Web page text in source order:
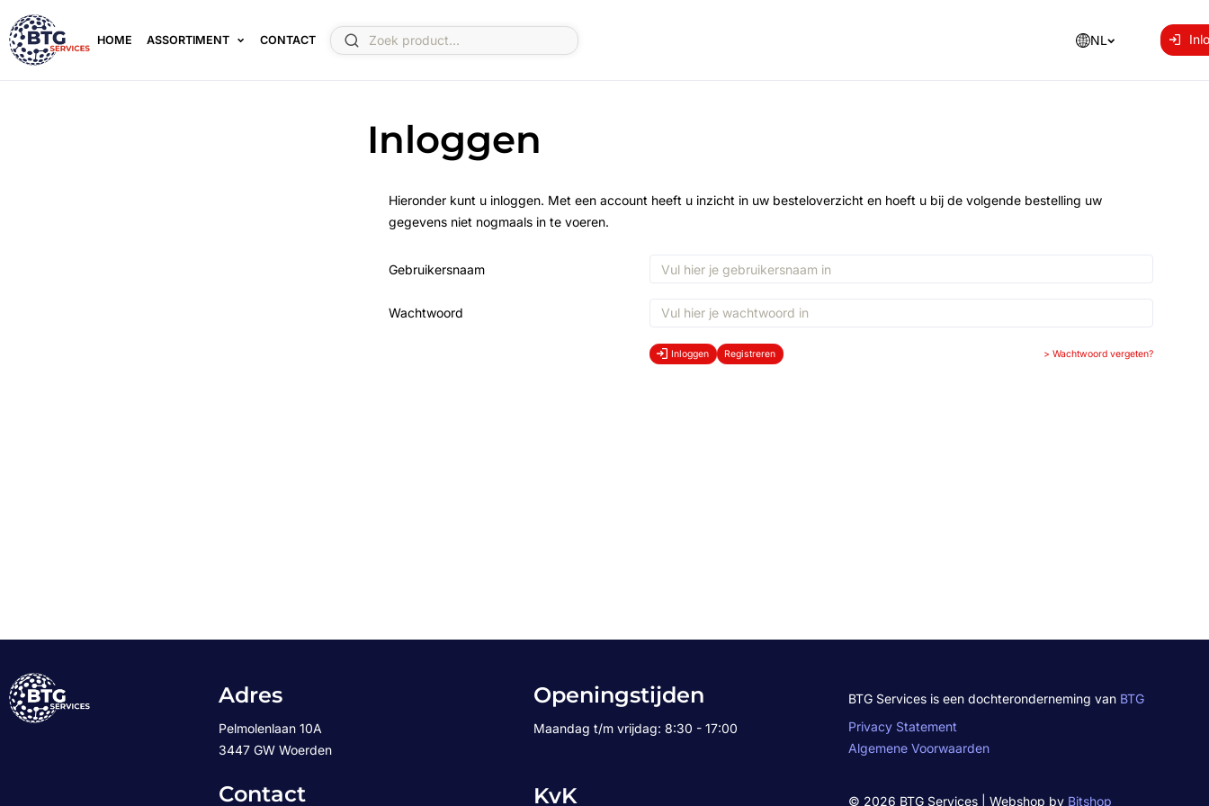
HOME ASSORTIMENT CONTACT NL
Inloggen
Hieronder kunt u inloggen. Met een account heeft u inzicht in uw besteloverzicht en hoeft u bij de volgende bestelling uw
gegevens niet nogmaals in te voeren.
Gebruikersnaam
Wachtwoord
Inloggen Registreren >Wachtwoord vergeten?
Adres
Pelmolenlaan 10A
3447 GW Woerden
Contact
Openingstijden
Maandag t/m vrijdag: 8:30 - 17:00
KvK
BTG Services is een dochteronderneming van BTG
Privacy Statement
Algemene Voorwaarden
© 2026 BTG Services | Webshop by Bitshop